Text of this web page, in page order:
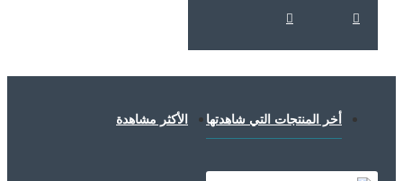
أخر المنتجات التي شاهدتها الأكثر مشاهدة